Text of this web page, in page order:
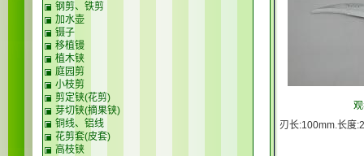
刃长:100mm.长度
钢剪、铁剪
加水壶
镊子
移植镘
植木铗
庭园剪
小枝剪
剪定铗(花剪)
芽切铗(摘果铗)
铜线、铝线
花剪套(皮套)
高枝铗